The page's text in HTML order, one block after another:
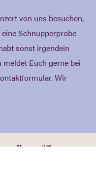
von uns besuchen,
Schnupperprobe
sonst irgendein
Euch gerne bei
Wir